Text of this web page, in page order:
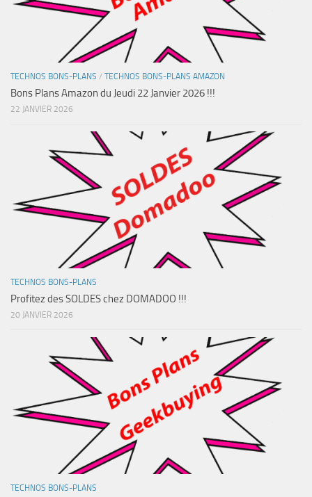
TECHNOS BONS-PLANS / TECHNOS BONS-PLANS AMAZON
Bons Plans Amazon du Jeudi 22 Janvier 2026 !!!
22 JANVIER 2026
TECHNOS BONS-PLANS
Profitez des SOLDES chez DOMADOO !!!
20 JANVIER 2026
TECHNOS BONS-PLANS